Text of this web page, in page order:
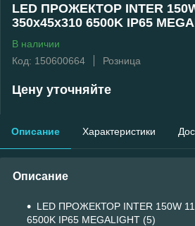
LED ПРОЖЕКТОР INTER
350x45x310 6500K IP65
В наличии
Код: 150600664
Розница
Цену уточняйте
Описание Характеристики
Описание
LED ПРОЖЕКТОР INTER 150W
6500K IP65 MEGALIGHT (5)